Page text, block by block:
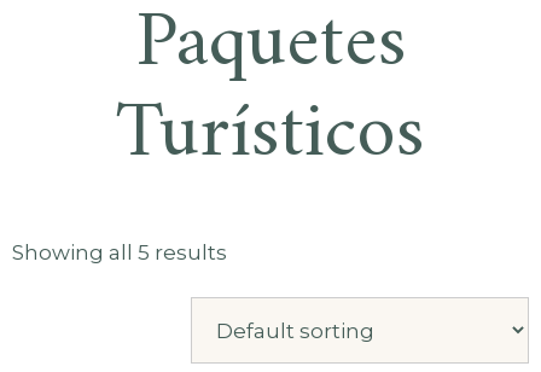
Paquetes
Turísticos
Showing all 5 results